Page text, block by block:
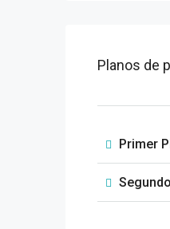
Planos de
Primer